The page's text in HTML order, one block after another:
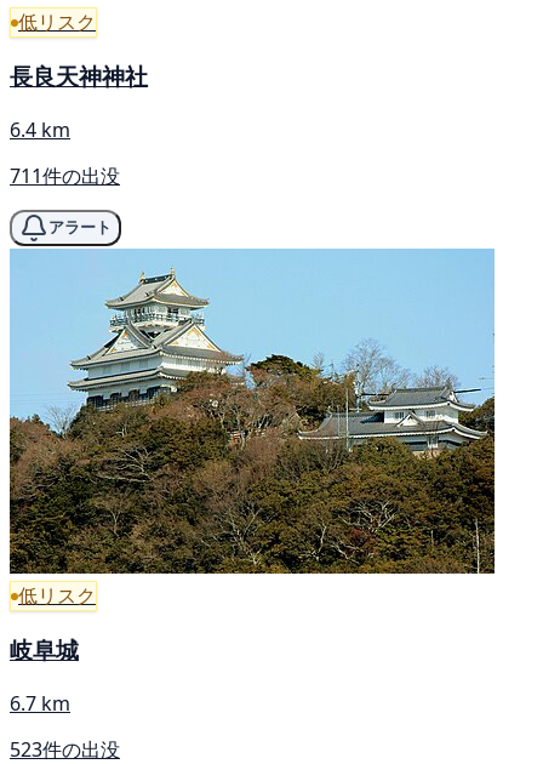
低リスク
長良天神神社
6.4 km
711件の出没
アラート
低リスク
岐阜城
6.7 km
523件の出没